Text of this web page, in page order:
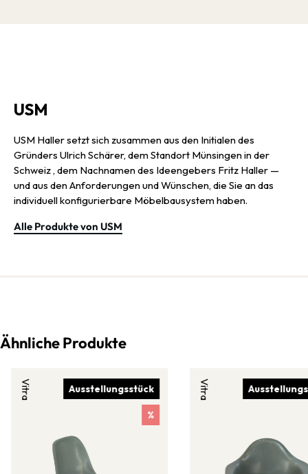
USM
USM Haller setzt sich zusammen aus den Initialen des
Gründers Ulrich Schärer, dem Standort Münsingen in der
Schweiz , dem Nachnamen des Ideengebers Fritz Haller —
und aus den Anforderungen und Wünschen, die Sie an das
individuell konfigurierbare Möbelbausystem haben.
Alle Produkte von USM
Ähnliche Produkte
Ausstellungsstück
%
Vitra Vitra